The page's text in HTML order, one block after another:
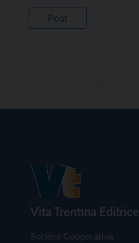
Vita Trentina Editrice
Società Cooperativa